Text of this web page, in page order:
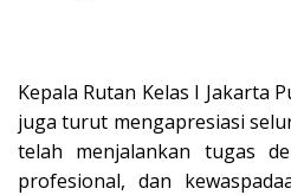
Kepala Rutan Kelas I Jakarta
juga turut mengapresiasi
telah menjalankan tugas
profesional, dan